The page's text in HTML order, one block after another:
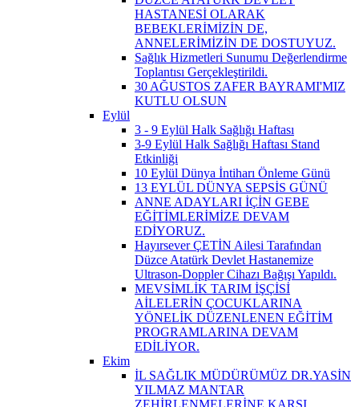
HASTANESİ OLARAK
BEBEKLERİMİZİN DE,
ANNELERİMİZİN DE DOSTUYUZ.
Sağlık Hizmetleri Sunumu Değerlendirme
Toplantısı Gerçekleştirildi.
30 AĞUSTOS ZAFER BAYRAMI'MIZ
KUTLU OLSUN
Eylül
3 - 9 Eylül Halk Sağlığı Haftası
3-9 Eylül Halk Sağlığı Haftası Stand
Etkinliği
10 Eylül Dünya İntiharı Önleme Günü
13 EYLÜL DÜNYA SEPSİS GÜNÜ
ANNE ADAYLARI İÇİN GEBE
EĞİTİMLERİMİZE DEVAM
EDİYORUZ.
Hayırsever ÇETİN Ailesi Tarafından
Düzce Atatürk Devlet Hastanemize
Ultrason-Doppler Cihazı Bağışı Yapıldı.
MEVSİMLİK TARIM İŞÇİSİ
AİLELERİN ÇOCUKLARINA
YÖNELİK DÜZENLENEN EĞİTİM
PROGRAMLARINA DEVAM
EDİLİYOR.
Ekim
İL SAĞLIK MÜDÜRÜMÜZ DR.YASİN
YILMAZ MANTAR
ZEHİRLENMELERİNE KARŞI